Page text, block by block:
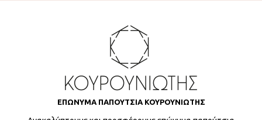
ΕΠΩΝΥΜΑ ΠΑΠΟΥΤΣΙΑ ΚΟΥΡΟΥΝΙΩΤΗΣ